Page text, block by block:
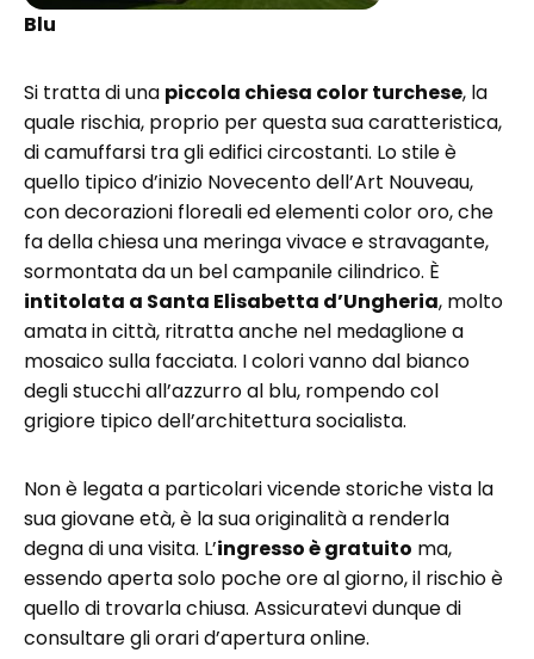
Blu
Si tratta di una piccola chiesa color turchese, la
quale rischia, proprio per questa sua caratteristica,
di camuffarsi tra gli edifici circostanti. Lo stile è
quello tipico d’inizio Novecento dell’Art Nouveau,
con decorazioni floreali ed elementi color oro, che
fa della chiesa una meringa vivace e stravagante,
sormontata da un bel campanile cilindrico. È
intitolata a Santa Elisabetta d’Ungheria, molto
amata in città, ritratta anche nel medaglione a
mosaico sulla facciata. I colori vanno dal bianco
degli stucchi all’azzurro al blu, rompendo col
grigiore tipico dell’architettura socialista.
Non è legata a particolari vicende storiche vista la
sua giovane età, è la sua originalità a renderla
degna di una visita. L’ingresso è gratuito ma,
essendo aperta solo poche ore al giorno, il rischio è
quello di trovarla chiusa. Assicuratevi dunque di
consultare gli orari d’apertura online.